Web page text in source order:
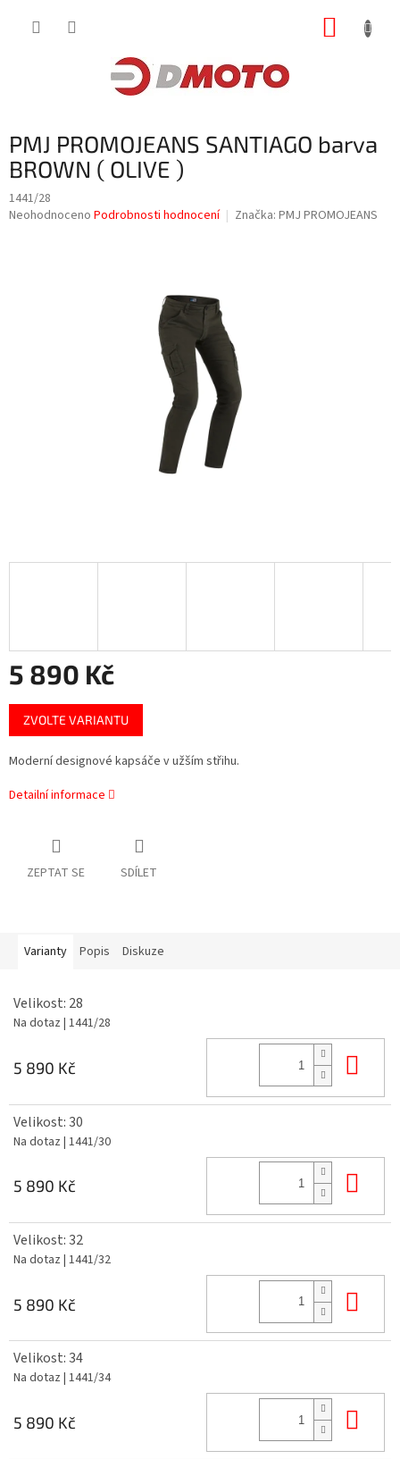
PMJ PROMOJEANS SANTIAGO barva
BROWN ( OLIVE )
1441/28
Průměrné
Neohodnoceno Podrobnosti hodnocení Značka: PMJ PROMOJEANS
5 890 Kč
Měrná
cena:
ZVOLTE VARIANTU
Moderní designové kapsáče v užším střihu.
Detailní informace
ZEPTAT SE SDÍLET
Varianty Popis Diskuze
Velikost: 28
Na dotaz | 1441/28
5 890 Kč
Velikost: 30
Na dotaz | 1441/30
5 890 Kč
Velikost: 32
Na dotaz | 1441/32
5 890 Kč
Velikost: 34
Na dotaz | 1441/34
5 890 Kč